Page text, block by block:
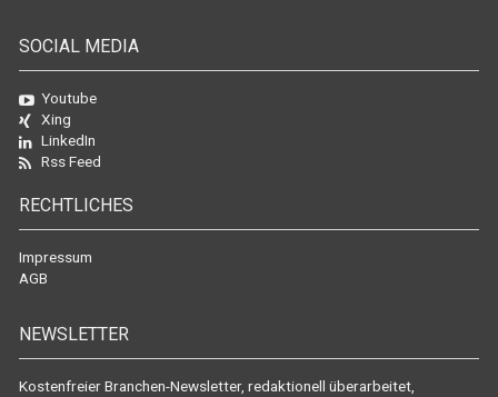
SOCIAL MEDIA
Youtube
Xing
LinkedIn
Rss Feed
RECHTLICHES
Impressum
AGB
NEWSLETTER
Kostenfreier Branchen-Newsletter, redaktionell überarbeitet,